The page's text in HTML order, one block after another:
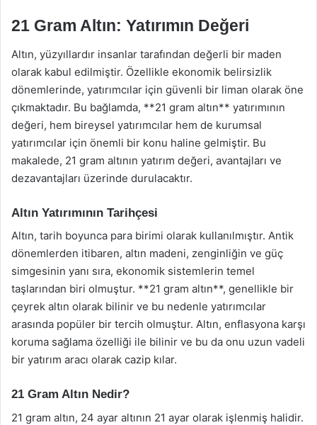
21 Gram Altın: Yatırımın Değeri
Altın, yüzyıllardır insanlar tarafından değerli bir maden
olarak kabul edilmiştir. Özellikle ekonomik belirsizlik
dönemlerinde, yatırımcılar için güvenli bir liman olarak öne
çıkmaktadır. Bu bağlamda, **21 gram altın** yatırımının
değeri, hem bireysel yatırımcılar hem de kurumsal
yatırımcılar için önemli bir konu haline gelmiştir. Bu
makalede, 21 gram altının yatırım değeri, avantajları ve
dezavantajları üzerinde durulacaktır.
Altın Yatırımının Tarihçesi
Altın, tarih boyunca para birimi olarak kullanılmıştır. Antik
dönemlerden itibaren, altın madeni, zenginliğin ve güç
simgesinin yanı sıra, ekonomik sistemlerin temel
taşlarından biri olmuştur. **21 gram altın**, genellikle bir
çeyrek altın olarak bilinir ve bu nedenle yatırımcılar
arasında popüler bir tercih olmuştur. Altın, enflasyona karşı
koruma sağlama özelliği ile bilinir ve bu da onu uzun vadeli
bir yatırım aracı olarak cazip kılar.
21 Gram Altın Nedir?
21 gram altın, 24 ayar altının 21 ayar olarak işlenmiş halidir.